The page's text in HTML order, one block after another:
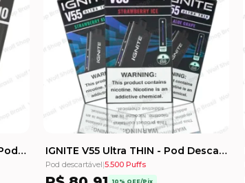
IGNITE V-NANO - 1000 Puffs - Pod Descartável IGNITE V55 Ultra THIN - Pod Descartável - 5500 Puffs
Pod descartável|5.500 Puffs